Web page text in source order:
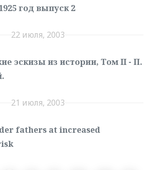
год выпуск 2
22 июля, 2003
эскизы из истории, Том II - П.
21 июля, 2003
fathers at increased